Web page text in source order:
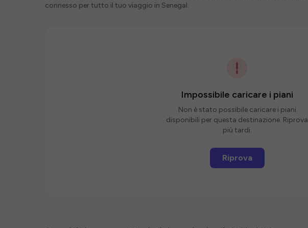
connesso per tutto il tuo viaggio in Senegal.
Impossibile caricare i piani
Non è stato possibile caricare i piani
disponibili per questa destinazione. Riprova
più tardi.
Riprova